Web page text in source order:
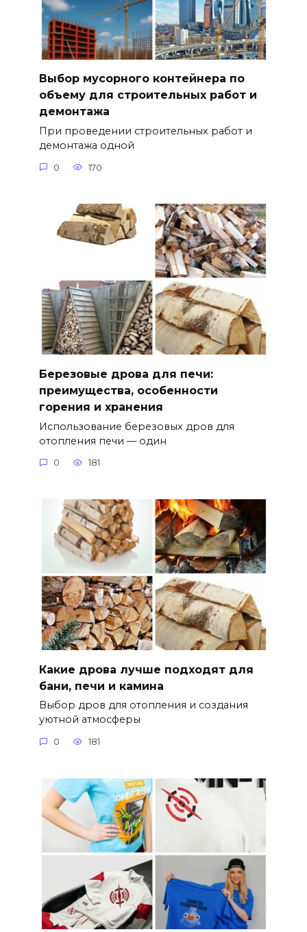
Выбор мусорного контейнера по
объему для строительных работ и
демонтажа
При проведении строительных работ и
демонтажа одной
0 170
Березовые дрова для печи:
преимущества, особенности
горения и хранения
Использование березовых дров для
отопления печи — один
0 181
Какие дрова лучше подходят для
бани, печи и камина
Выбор дров для отопления и создания
уютной атмосферы
0 181